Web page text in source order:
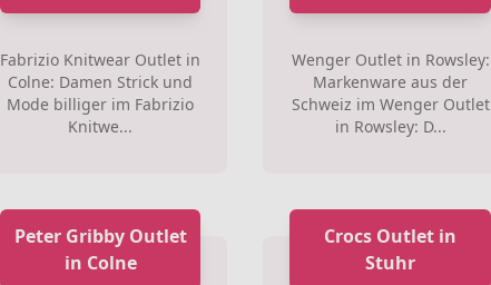
Fabrizio Knitwear Outlet in
Colne: Damen Strick und
Mode billiger im Fabrizio
Knitwe...
Wenger Outlet in Rowsley:
Markenware aus der
Schweiz im Wenger Outlet
in Rowsley: D...
Peter Gribby Outlet
in Colne
Crocs Outlet in
Stuhr